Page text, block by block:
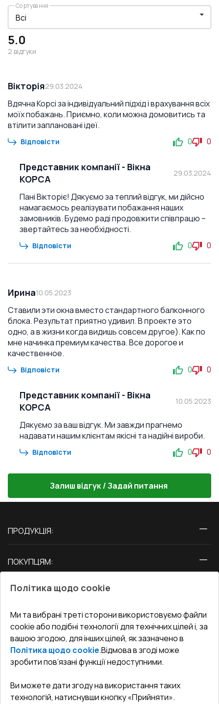
5.0
2 відгуки
Сортування
Вікторія29.03.2024
Вдячна Корсі за індивідуальний підхід і врахування всіх
моїх побажань. Приємно, коли можна домовитись та
втілити заплановані ідеї.
Відповісти 0 0
Представник компанії - Вікна
КОРСА
29.03.2024
Пані Вікторіє! Дякуємо за теплий відгук, ми дійсно
намагаємось реалізувати побажання наших
замовників. Будемо раді продовжити співпрацю –
звертайтесь за необхідності.
Відповісти 0 0
Ирина10.05.2023
Ставили эти окна вместо стандартного балконного
блока. Результат приятно удивил. В проекте это
одно, а в жизни когда видишь совсем другое). Как по
мне начинка премиум качества. Все дорогое и
качественное.
Відповісти 0 0
Представник компанії - Вікна
КОРСА
10.05.2023
Дякуємо за ваш відгук. Ми завжди прагнемо
надавати нашим клієнтам якісні та надійні вироби.
Відповісти 0 0
Залиш відгук / Задай питання
ПРОДУКЦІЯ:
Двері
ПОКУПЦЯМ:
Блог
Адреса гіпермаркета
Як правильно заміряти вікна
СЕРВІС ТА ОБЛУГОВУВАННЯ:
Доставка і Оплата
Гарантія та Сервіс
Повернення товару
Договір публічної оферти
КОНТАКТИ
Офіс:Україна, м. Вінниця, вул. Келецька 60 кв. 61
undefined(undefined)
Політика щодо cookie
Ми та вибрані треті сторони використовуємо файли
cookie або подібні технології для технічних цілей і, за
вашою згодою, для інших цілей, як зазначено в
Політика щодо cookie.Відмова в згоді може
зробити пов’язані функції недоступними.
Ви можете дати згоду на використання таких
технологій, натиснувши кнопку «Прийняти».